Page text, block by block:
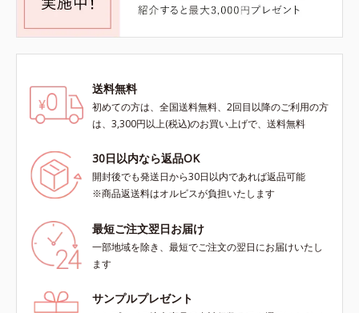
送料無料
初めての方は、全国送料無料、2回目以降のご利用の方
は、3,300円以上(税込)のお買い上げで、送料無料
30日以内なら返品OK
開封後でも発送日から30日以内であれば返品可能
※商品返送料はオルビスが負担いたします
最短ご注文翌日お届け
一部地域を除き、最短でご注文の翌日にお届けいたし
ます
サンプルプレゼント